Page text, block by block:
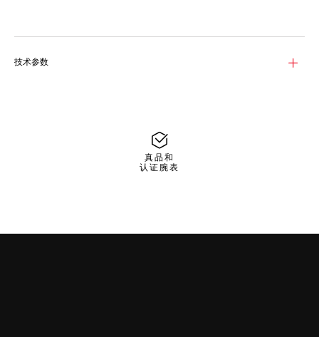
刻面时针和分针覆白色Superluminova®荧光涂料，确保在昏暗环
技术参数
真品和
认证腕表